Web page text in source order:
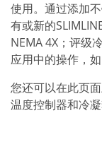
使用。通过添加
有或新的
NEMA 4X；评级
应用中的操作，
您还可以在此页
温度控制器和冷